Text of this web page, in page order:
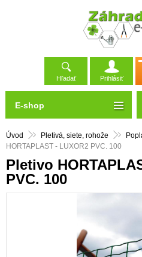
Hľadať Prihlásiť
Úvod Pletivá, siete, rohože
HORTAPLAST - LUXOR2 PVC. 100
Pletivo
PVC. 100
E-shop